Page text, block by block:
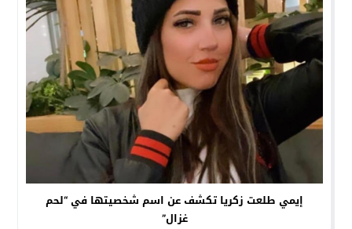
إيمي طلعت زكريا تكشف عن اسم شخصيتها في “لحم
غزال”